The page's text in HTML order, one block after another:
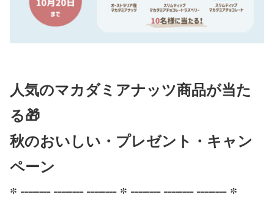
人気のマカダミアナッツ商品が当た
る🎁
秋のおいしい・プレゼント・キャン
ペーン
* ┈┈ ┈┈ ┈┈ * ┈┈ ┈┈ ┈┈ *